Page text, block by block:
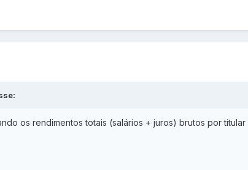
os rendimentos totais (salários + juros) brutos por